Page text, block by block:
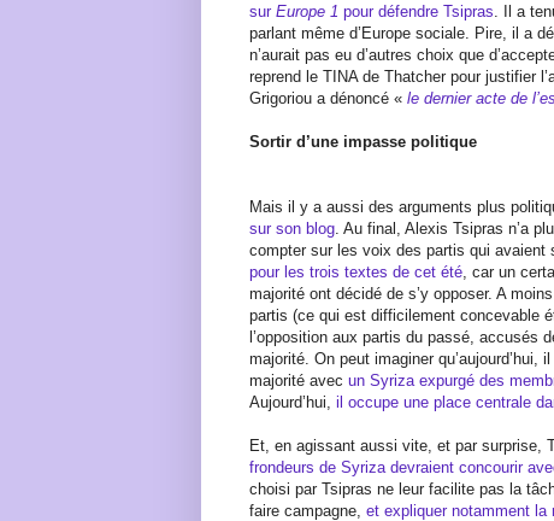
sur Europe 1 pour défendre Tsipras . Il a
parlant même d’Europe sociale. Pire, il a
n’aurait pas eu d’autres choix que
reprend le TINA de Thatcher pour justifier
Grigoriou a dénoncé « le dernier acte de
Sortir d’une impasse politique
Mais il y a aussi des arguments plus
sur son blog . Au final, Alexis Tsipras n’a
compter sur les voix des partis qui avaient
pour les trois textes de cet été , car un
majorité ont décidé de s’y opposer. A
partis (ce qui est difficilement concevable
l’opposition aux partis du passé, accusés
majorité. On peut imaginer qu’aujourd’hui,
majorité avec un Syriza expurgé des
Aujourd’hui, il occupe une place centrale
Et, en agissant aussi vite, et par surprise,
frondeurs de Syriza devraient concourir
choisi par Tsipras ne leur facilite pas la
faire campagne, et expliquer notamment la